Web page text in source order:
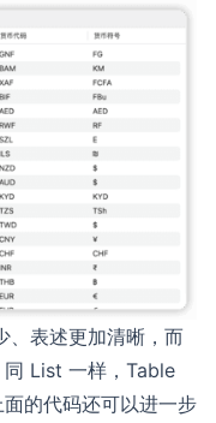
、表述更加清晰，而
同 List 一样，Table
的代码还可以进一步